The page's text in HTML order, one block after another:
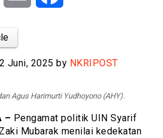
Juni, 2025 by NKRIPOST
Agus Harimurti Yudhoyono (AHY).
– Pengamat politik UIN Syarif
Mubarak menilai kedekatan